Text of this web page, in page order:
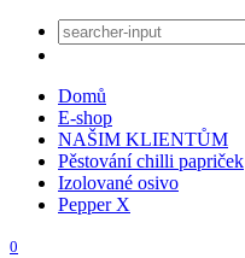
Domů
E-shop
NAŠIM KLIENTŮM
Pěstování chilli papriček
Izolované osivo
Pepper X
0